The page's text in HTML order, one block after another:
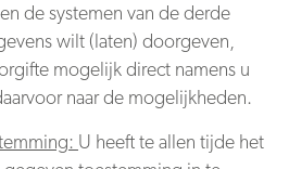
de systemen van de derde
wilt (laten) doorgeven,
mogelijk direct namens u
naar de mogelijkheden.
U heeft te allen tijde het